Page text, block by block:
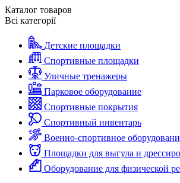
Каталог товаров
Всі категорії
Детские площадки
Спортивные площадки
Уличные тренажеры
Парковое оборудование
Спортивные покрытия
Спортивный инвентарь
Военно-спортивное
Площадки для выгула и
Оборудование для физической